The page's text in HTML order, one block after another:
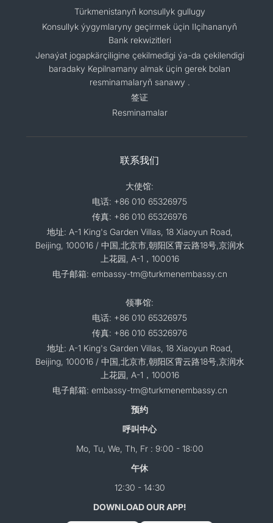
Türkmenistanyň konsullyk gullugy
Konsullyk ýygymlaryny geçirmek üçin Ilçihananyň
Bank rekwizitleri
Jenaýat jogapkärçiligine çekilmedigi ýa-da çekilendigi
baradaky Kepilnamany almak üçin gerek bolan
resminamalaryň sanawy .
签证
Resminamalar
联系我们
大使馆:
电话: +86 010 65326975
传真: +86 010 65326976
地址: A-1 King's Garden Villas, 18 Xiaoyun Road,
Beijing, 100016 / 中国,北京市,朝阳区霄云路18号,京润水
上花园, A-1，100016
电子邮箱: embassy-tm@turkmenembassy.cn
领事馆:
电话: +86 010 65326975
传真: +86 010 65326976
地址: A-1 King's Garden Villas, 18 Xiaoyun Road,
Beijing, 100016 / 中国,北京市,朝阳区霄云路18号,京润水
上花园, A-1，100016
电子邮箱: embassy-tm@turkmenembassy.cn
预约
呼叫中心
Mo, Tu, We, Th, Fr : 9:00 - 18:00
午休
12:30 - 14:30
DOWNLOAD OUR APP!